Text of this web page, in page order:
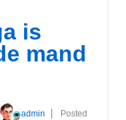
is
mand
admin
Posted